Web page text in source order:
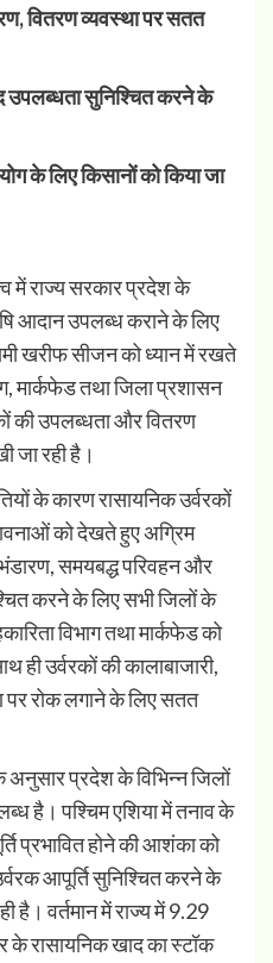
वितरण व्यवस्था पर सतत
उपलब्धता सुनिश्चित करने के
के लिए किसानों को किया जा
में राज्य सरकार प्रदेश के
आदान उपलब्ध कराने के लिए
खरीफ सीजन को ध्यान में रखते
मार्कफेड तथा जिला प्रशासन
की उपलब्धता और वितरण
जा रही है।
के कारण रासायनिक उर्वरकों
को देखते हुए अग्रिम
भंडारण, समयबद्ध परिवहन और
करने के लिए सभी जिलों के
विभाग तथा मार्कफेड को
ही उर्वरकों की कालाबाजारी,
पर रोक लगाने के लिए सतत
अनुसार प्रदेश के विभिन्न जिलों
है। पश्चिम एशिया में तनाव के
प्रभावित होने की आशंका को
आपूर्ति सुनिश्चित करने के
है। वर्तमान में राज्य में 9.29
के रासायनिक खाद का स्टॉक